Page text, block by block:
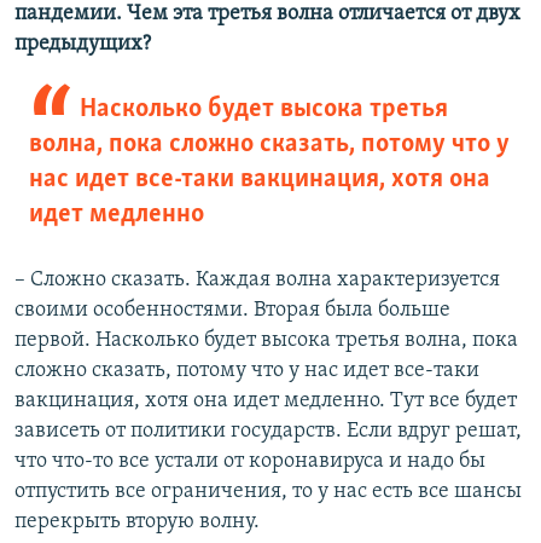
пандемии. Чем эта третья волна отличается от двух
предыдущих?
Насколько будет высока третья
волна, пока сложно сказать, потому что у
нас идет все-таки вакцинация, хотя она
идет медленно
– Сложно сказать. Каждая волна характеризуется
своими особенностями. Вторая была больше
первой. Насколько будет высока третья волна, пока
сложно сказать, потому что у нас идет все-таки
вакцинация, хотя она идет медленно. Тут все будет
зависеть от политики государств. Если вдруг решат,
что что-то все устали от коронавируса и надо бы
отпустить все ограничения, то у нас есть все шансы
перекрыть вторую волну.